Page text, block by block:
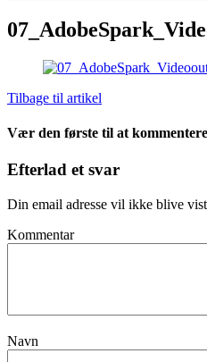
Tilbage til artikel
Vær den første til at kommentere
Efterlad et svar
Din email adresse vil ikke blive
Kommentar
Navn